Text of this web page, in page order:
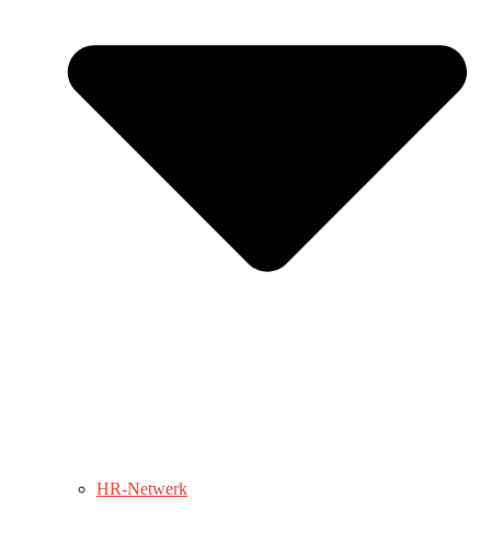
HR-Netwerk